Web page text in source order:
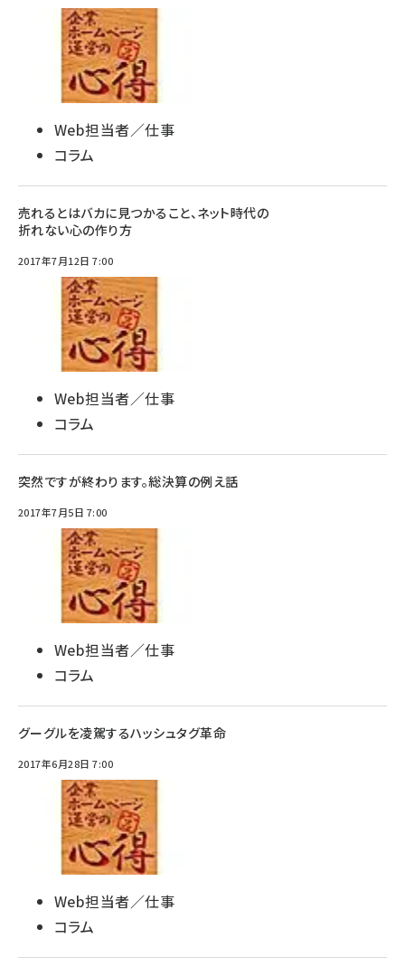
Web担当者／仕事
コラム
売れるとはバカに見つかること、ネット時代の
折れない心の作り方
2017年7月12日 7:00
Web担当者／仕事
コラム
突然ですが終わります。総決算の例え話
2017年7月5日 7:00
Web担当者／仕事
コラム
グーグルを凌駕するハッシュタグ革命
2017年6月28日 7:00
Web担当者／仕事
コラム